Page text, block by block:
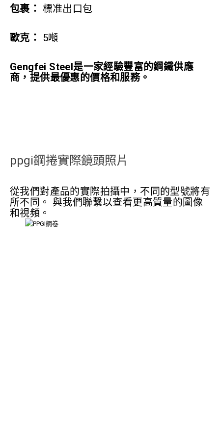
包裹： 標准出口包
歐克： 5噸
Gengfei Steel是一家經驗豐富的鋼鐵供應
商，提供最優惠的價格和服務。
ppgi鋼捲實際鏡頭照片
從我們對產品的實際拍攝中，不同的型號將有
所不同。 與我們聯繫以查看更高質量的圖像
和視頻。